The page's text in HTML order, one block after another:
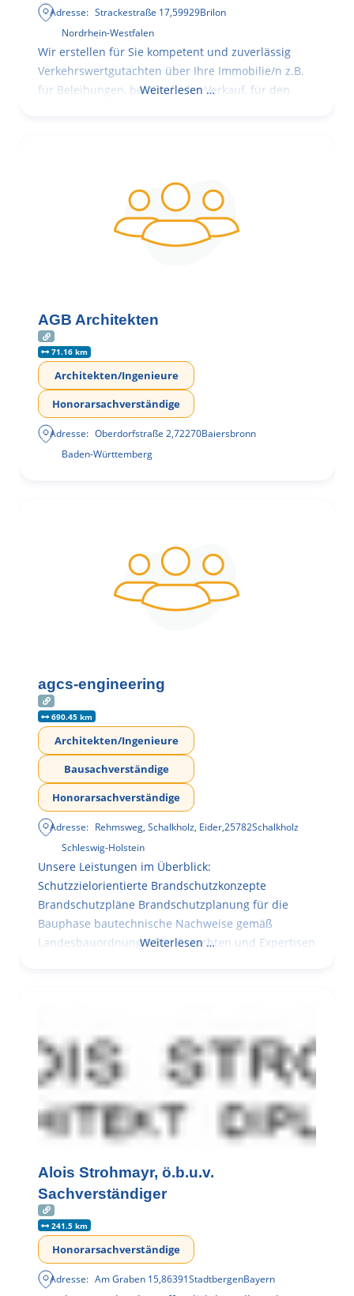
Adresse: Strackestraße 17,59929Brilon
Nordrhein-Westfalen
Wir erstellen für Sie kompetent und zuverlässig
Verkehrswertgutachten über Ihre Immobilie/n z.B.
für Beleihungen, bei Kauf oder Verkauf, für den
Weiterlesen …
AGB Architekten
71.16 km
Architekten/Ingenieure
Honorarsachverständige
Adresse: Oberdorfstraße 2,72270Baiersbronn
Baden-Württemberg
agcs-engineering
690.45 km
Architekten/Ingenieure
Bausachverständige
Honorarsachverständige
Adresse: Rehmsweg, Schalkholz, Eider,25782Schalkholz
Schleswig-Holstein
Unsere Leistungen im Überblick:
Schutzzielorientierte Brandschutzkonzepte
Brandschutzpläne Brandschutzplanung für die
Bauphase bautechnische Nachweise gemäß
Landesbauordnung (LBO) Gutachten und Expertisen
Weiterlesen …
Alois Strohmayr, ö.b.u.v.
Sachverständiger
241.5 km
Honorarsachverständige
Adresse: Am Graben 15,86391StadtbergenBayern